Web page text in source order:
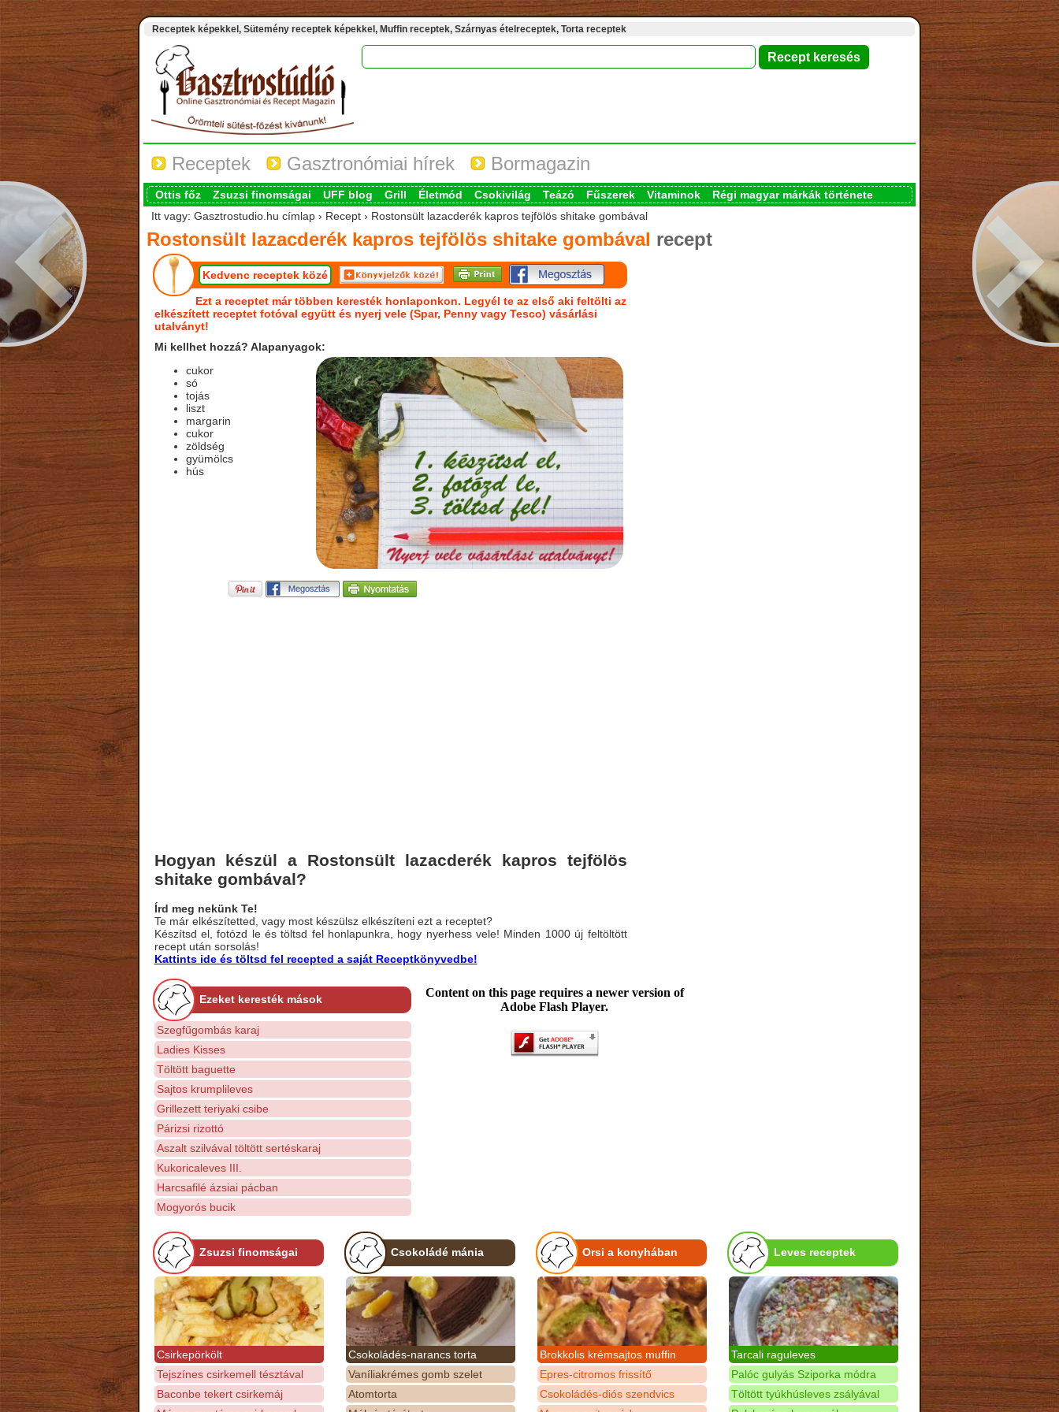
Receptek képekkel, Sütemény receptek képekkel, Muffin receptek, Szárnyas ételreceptek, Torta receptek
Receptek Gasztronómiai hírek Bormagazin
Ottis főz Zsuzsi finomságai UFF blog Grill Életmód Csokivilág Teázó Fűszerek Vitaminok
Régi magyar márkák története
Itt vagy: Gasztrostudio.hu címlap › Recept › Rostonsült lazacderék kapros tejfölös shitake gombával
Rostonsült lazacderék kapros tejfölös shitake gombával recept
Kedvenc receptek közé
Ezt a receptet már többen keresték honlaponkon. Legyél te az első aki feltölti az
elkészített receptet fotóval együtt és nyerj vele (Spar, Penny vagy Tesco) vásárlási
utalványt!
Mi kellhet hozzá? Alapanyagok:
cukor
só
tojás
liszt
margarin
cukor
zöldség
gyümölcs
hús
Hogyan készül a Rostonsült lazacderék kapros tejfölös
shitake gombával?
Írd meg nekünk Te!
Te már elkészítetted, vagy most készülsz elkészíteni ezt a receptet?
Készítsd el, fotózd le és töltsd fel honlapunkra, hogy nyerhess vele! Minden 1000 új feltöltött
recept után sorsolás!
Kattints ide és töltsd fel recepted a saját Receptkönyvedbe!
Ezeket keresték mások
Szegfűgombás karaj
Ladies Kisses
Töltött baguette
Sajtos krumplileves
Grillezett teriyaki csibe
Párizsi rizottó
Aszalt szilvával töltött sertéskaraj
Kukoricaleves III.
Harcsafilé ázsiai pácban
Mogyorós bucik
Content on this page requires a newer version of
Adobe Flash Player.
Zsuzsi finomságai
Csirkepörkölt
Tejszínes csirkemell tésztával
Baconbe tekert csirkemáj
Csokoládé mánia
Csokoládés-narancs torta
Vaníliakrémes gomb szelet
Atomtorta
Orsi a konyhában
Brokkolis krémsajtos muffin
Epres-citromos frissítő
Csokoládés-diós szendvics
Leves receptek
Tarcali raguleves
Palóc gulyás Sziporka módra
Töltött tyúkhúsleves zsályával